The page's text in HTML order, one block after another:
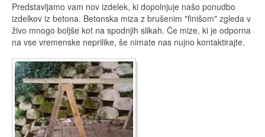
Predstavljamo vam nov izdelek, ki dopolnjuje našo ponudbo
izdelkov iz betona. Betonska miza z brušenim "finišom" zgleda v
živo mnogo boljše kot na spodnjih slikah. Če mize, ki je odporna
na vse vremenske neprilike, še nimate nas nujno kontaktirajte.